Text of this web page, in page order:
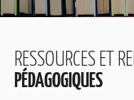
RESSOURCES ET
PÉDAGOGIQUES